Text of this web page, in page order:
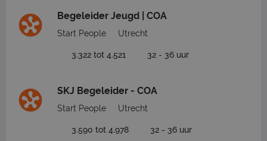
Begeleider Jeugd | COA
Start People Utrecht
3.322 tot 4.521 32 - 36 uur
SKJ Begeleider - COA
Start People Utrecht
3.590 tot 4.978 32 - 36 uur